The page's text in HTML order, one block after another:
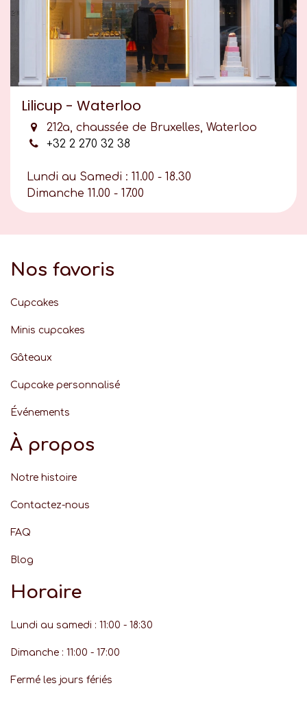
Lilicup - Waterloo
212a, chaussée de Bruxelles, Waterloo
+32 2 270 32 38
Lundi au Samedi : 11.00 - 18.30
Dimanche 11.00 - 17.00
Nos favoris
Cupcakes
Minis cupcakes
Gâteaux
Cupcake personnalisé
Événements
À propos
Notre histoire
Contactez-nous
FAQ
Blog
Horaire
Lundi au samedi : 11:00 - 18:30
Dimanche : 11:00 - 17:00
Fermé les jours fériés